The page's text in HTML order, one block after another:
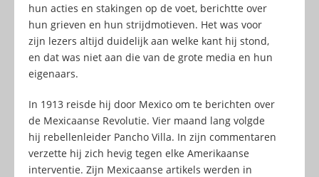
hun acties en stakingen op de voet, berichtte over
hun grieven en hun strijdmotieven. Het was voor
zijn lezers altijd duidelijk aan welke kant hij stond,
en dat was niet aan die van de grote media en hun
eigenaars.
In 1913 reisde hij door Mexico om te berichten over
de Mexicaanse Revolutie. Vier maand lang volgde
hij rebellenleider Pancho Villa. In zijn commentaren
verzette hij zich hevig tegen elke Amerikaanse
interventie. Zijn Mexicaanse artikels werden in